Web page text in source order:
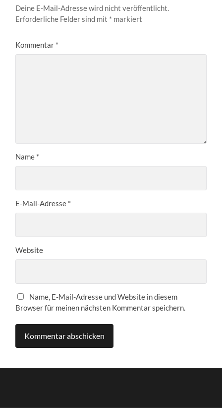
Deine E-Mail-Adresse wird nicht veröffentlicht.
Erforderliche Felder sind mit * markiert
Kommentar *
Name *
E-Mail-Adresse *
Website
Name, E-Mail-Adresse und Website in diesem
Browser für meinen nächsten Kommentar speichern.